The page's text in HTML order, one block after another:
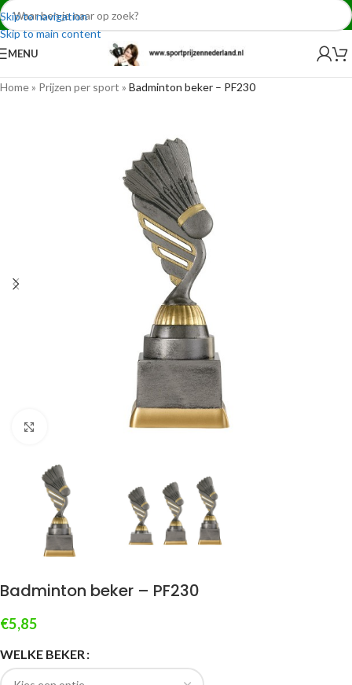
Skip to navigation
Skip to main content
MENU
Home» Prijzen per sport » Badminton beker – PF230
Klik om te vergroten
Badminton beker – PF230
€5,85
WELKE BEKER